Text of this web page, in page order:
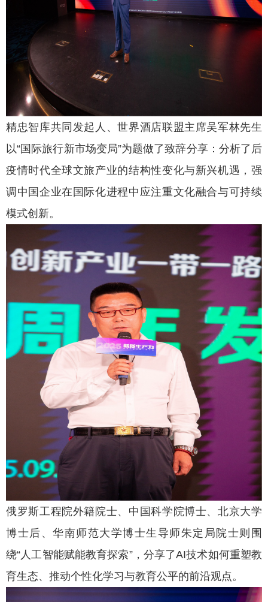
精忠智库共同发起人、世界酒店联盟主席吴军林先生
以“国际旅行新市场变局”为题做了致辞分享：分析了后
疫情时代全球文旅产业的结构性变化与新兴机遇，强
调中国企业在国际化进程中应注重文化融合与可持续
模式创新。
俄罗斯工程院外籍院士、中国科学院博士、北京大学
博士后、华南师范大学博士生导师朱定局院士则围
绕“人工智能赋能教育探索”，分享了AI技术如何重塑教
育生态、推动个性化学习与教育公平的前沿观点。